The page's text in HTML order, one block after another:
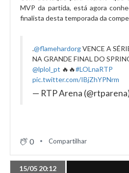
MVP da partida, está agora
finalista desta temporada da
.@flamehardorgVENCE A
NA GRANDE FINAL DO
@lplol_pt 🔥🔥#LOLnaRTP
pic.twitter.com/IBjZhYPNrm
— RTP Arena
0 Compartilhar
15/05 20:12